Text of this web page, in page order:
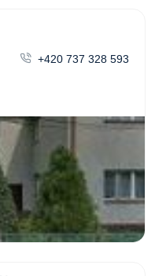
+420 737 328 593